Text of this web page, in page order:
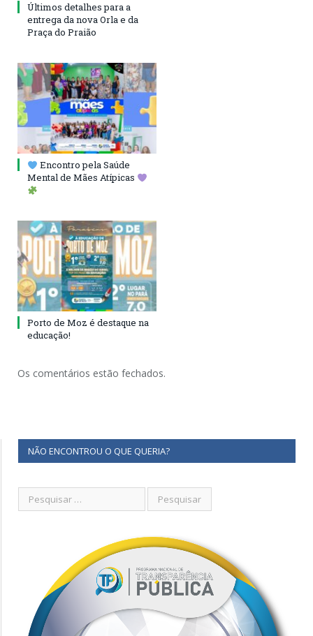
Últimos detalhes para a
entrega da nova Orla e da
Praça do Praião
Encontro pela Saúde
Mental de Mães Atípicas
Porto de Moz é destaque na
educação!
Os comentários estão fechados.
NÃO ENCONTROU O QUE QUERIA?